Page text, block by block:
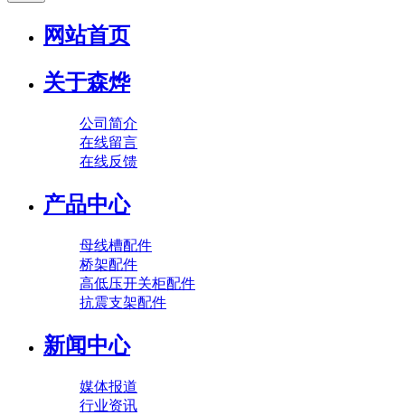
网站首页
关于森烨
公司简介
在线留言
在线反馈
产品中心
母线槽配件
桥架配件
高低压开关柜配件
抗震支架配件
新闻中心
媒体报道
行业资讯